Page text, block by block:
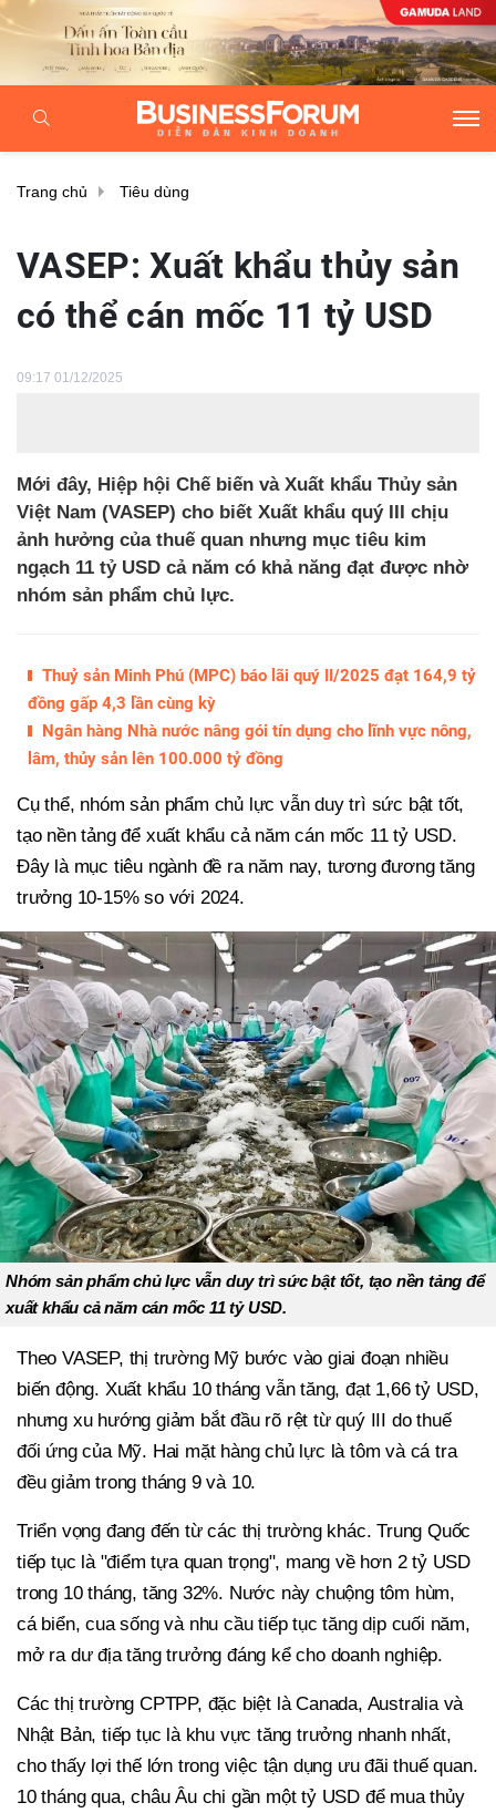
Trang chủ Tiêu dùng
VASEP: Xuất khẩu thủy sản
có thể cán mốc 11 tỷ USD
09:17 01/12/2025
Mới đây, Hiệp hội Chế biến và Xuất khẩu Thủy sản
Việt Nam (VASEP) cho biết Xuất khẩu quý III chịu
ảnh hưởng của thuế quan nhưng mục tiêu kim
ngạch 11 tỷ USD cả năm có khả năng đạt được nhờ
nhóm sản phẩm chủ lực.
Thuỷ sản Minh Phú (MPC) báo lãi quý II/2025 đạt 164,9 tỷ
đồng gấp 4,3 lần cùng kỳ
Ngân hàng Nhà nước nâng gói tín dụng cho lĩnh vực nông,
lâm, thủy sản lên 100.000 tỷ đồng
Cụ thể, nhóm sản phẩm chủ lực vẫn duy trì sức bật tốt,
tạo nền tảng để xuất khẩu cả năm cán mốc 11 tỷ USD.
Đây là mục tiêu ngành đề ra năm nay, tương đương tăng
trưởng 10-15% so với 2024.
Nhóm sản phẩm chủ lực vẫn duy trì sức bật tốt, tạo nền tảng để
xuất khẩu cả năm cán mốc 11 tỷ USD.
Theo VASEP, thị trường Mỹ bước vào giai đoạn nhiều
biến động. Xuất khẩu 10 tháng vẫn tăng, đạt 1,66 tỷ USD,
nhưng xu hướng giảm bắt đầu rõ rệt từ quý III do thuế
đối ứng của Mỹ. Hai mặt hàng chủ lực là tôm và cá tra
đều giảm trong tháng 9 và 10.
Triển vọng đang đến từ các thị trường khác. Trung Quốc
tiếp tục là "điểm tựa quan trọng", mang về hơn 2 tỷ USD
trong 10 tháng, tăng 32%. Nước này chuộng tôm hùm,
cá biển, cua sống và nhu cầu tiếp tục tăng dịp cuối năm,
mở ra dư địa tăng trưởng đáng kể cho doanh nghiệp.
Các thị trường CPTPP, đặc biệt là Canada, Australia và
Nhật Bản, tiếp tục là khu vực tăng trưởng nhanh nhất,
cho thấy lợi thế lớn trong việc tận dụng ưu đãi thuế quan.
10 tháng qua, châu Âu chi gần một tỷ USD để mua thủy